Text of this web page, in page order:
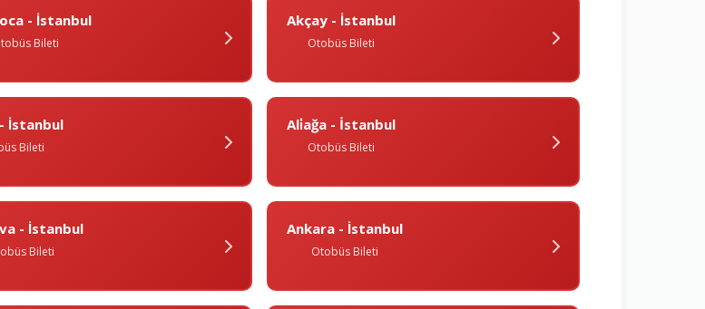
- İstanbul
Bileti
Akçay - İstanbul
Otobüs Bileti
İstanbul
Bileti
Ali̇ağa - İstanbul
Otobüs Bileti
- İstanbul
Bileti
Ankara - İstanbul
Otobüs Bileti